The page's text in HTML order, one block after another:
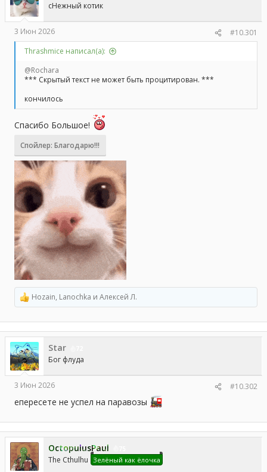
сНежный котик
3 Июн 2026
#10.301
Thrashmice написал(а):
@Rochara
*** Скрытый текст не может быть процитирован. ***
кончилось
Спасибо Большое!
Спойлер: Благодарю!!!
Р
е
а
к
ц
и
и
:
Hozain, Lanochka и Алексей Л.
Star
Бог флуда
3 Июн 2026 #10.302
епересете не успел на паравозы
OctopulusPaul
The Cthulhu Зелёный как ёлочка